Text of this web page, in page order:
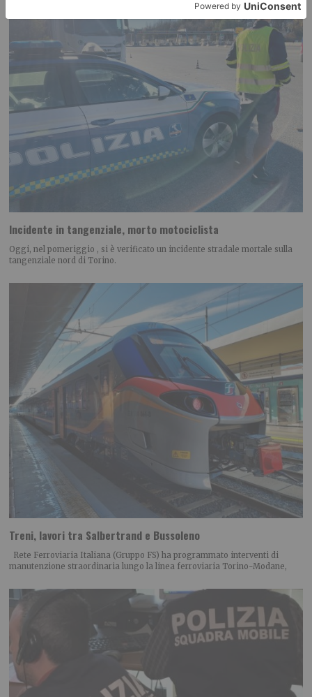
Incidente in tangenziale, morto motociclista
Oggi, nel pomeriggio , si è verificato un incidente stradale mortale sulla
tangenziale nord di Torino.
Treni, lavori tra Salbertrand e Bussoleno
Rete Ferroviaria Italiana (Gruppo FS) ha programmato interventi di
manutenzione straordinaria lungo la linea ferroviaria Torino-Modane,